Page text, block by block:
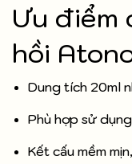
Ưu điểm
hồi
Dung tích 20ml
Phù hợp sử
Kết cấu mềm